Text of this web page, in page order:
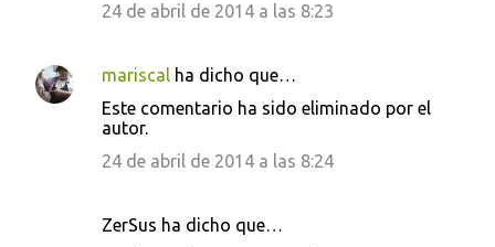
24 de abril de 2014 a las 8:23
mariscal ha dicho que…
Este comentario ha sido eliminado por el
autor.
24 de abril de 2014 a las 8:24
ZerSus ha dicho que…